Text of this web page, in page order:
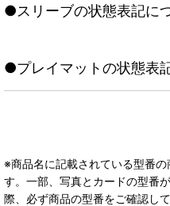
●スリーブの状態表記に
●プレイマットの状態表
※商品名に記載されている型番
す。一部、写真とカードの型番
際、必ず商品の型番をご確認し